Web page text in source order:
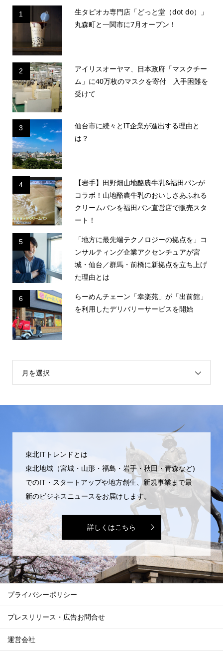
1
生タピオカ専門店「どっと堂（dot do）」
丸森町と一関市に7月オープン！
2
アイリスオーヤマ、日本政府「マスクチー
ム」に40万枚のマスクを寄付 入手困難を
受けて
3
仙台市に続々とIT企業が進出する理由と
は？
4
【岩手】田野畑山地酪農牛乳&福田パンが
コラボ！山地酪農牛乳のおいしさあふれる
クリームパンを福田パン直営店で販売スタ
ート！
5
「地方に最先端テクノロジーの拠点を」コ
ンサルティング企業アクセンチュアが宮
城・仙台／群馬・前橋に新拠点を立ち上げ
た理由とは
6
らーめんチェーン「幸楽苑」が「出前館」
を利用したデリバリーサービスを開始
月を選択
東北ITトレンドとは
東北地域（宮城・山形・福島・岩手・秋田・青森など)
でのIT・スタートアップや地方創生、新規事業まで最
新のビジネスニュースをお届けします。
詳しくはこちら
プライバシーポリシー
プレスリリース・広告お問合せ
運営会社